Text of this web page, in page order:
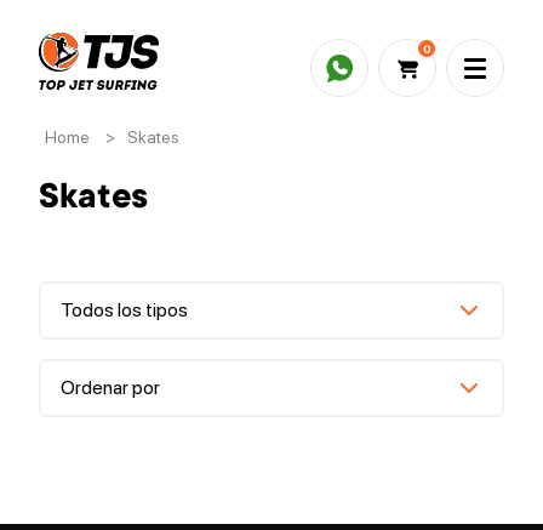
0
Home > Skates
Skates
Todos los tipos
Ordenar por